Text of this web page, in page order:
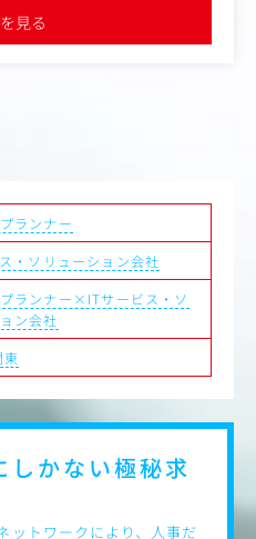
ービスの拡販。スケジュー
書作成等。
やり取りが中心。お客様か
解し、制作部門へ原稿手配
と連携し、スケジュールや
対応や納期調整も顧客の信
が正しいか確認を行う。デ
としても活用。最終成果物
環境です
見る
ランナー
・ソリューション会社
ランナー×ITサービス・ソ
ン会社
東
しかない極秘求
ットワークにより、人事だ